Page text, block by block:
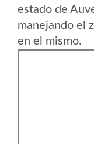
estado de
manejando el
en el mismo.